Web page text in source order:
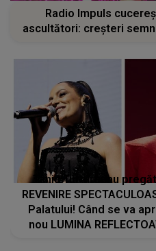
Radio Impuls
ascultători: creșteri
Tania Turtureanu
REVENIRE
Palatului! Când se va
nou LUMINA